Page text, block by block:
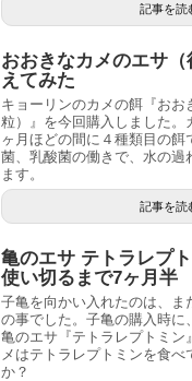
記事を読
おおきなカメのエサ
えてみた
キョーリンのカメの餌『おお
粒）』を今回購入しました。
ヶ月ほどの間に４種類目の餌
菌、乳酸菌の働きで、水の過
ます。
記事を読
亀のエサ テトラレプ
使い切るまで7ヶ月半
子亀を向かい入れたのは、ま
の事でした。子亀の購入時に
亀のエサ『テトラレプトミン
メはテトラレプトミンを食べ
か？